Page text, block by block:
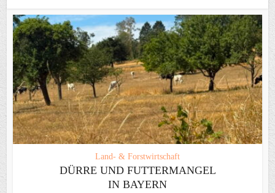
Land- & Forstwirtschaft
DÜRRE UND FUTTERMANGEL
IN BAYERN